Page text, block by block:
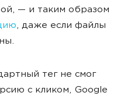
— и таким образом
, даже если файлы
тег не смог
с кликом, Google